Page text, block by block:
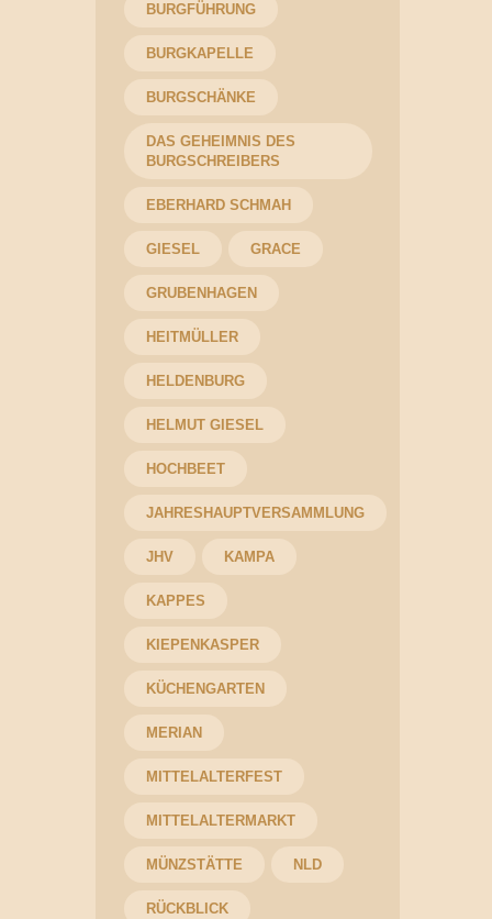
BURGFÜHRUNG
BURGKAPELLE
BURGSCHÄNKE
DAS GEHEIMNIS DES
BURGSCHREIBERS
EBERHARD SCHMAH
GIESEL GRACE
GRUBENHAGEN
HEITMÜLLER
HELDENBURG
HELMUT GIESEL
HOCHBEET
JAHRESHAUPTVERSAMMLUNG
JHV KAMPA
KAPPES
KIEPENKASPER
KÜCHENGARTEN
MERIAN
MITTELALTERFEST
MITTELALTERMARKT
MÜNZSTÄTTE NLD
RÜCKBLICK